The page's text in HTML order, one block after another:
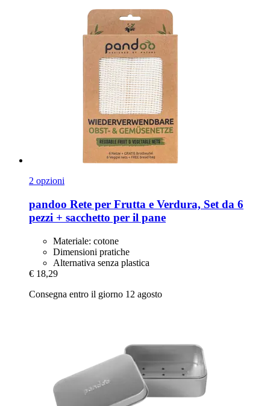
2 opzioni
pandoo Rete per Frutta e Verdura, Set da 6
pezzi + sacchetto per il pane
Materiale: cotone
Dimensioni pratiche
Alternativa senza plastica
€ 18,29
Consegna entro il giorno 12 agosto